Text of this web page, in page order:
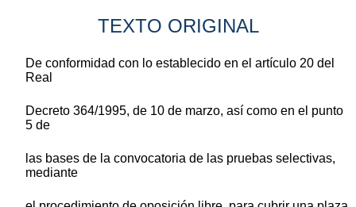
TEXTO ORIGINAL
De conformidad con lo establecido en el artículo 20 del
Real
Decreto 364/1995, de 10 de marzo, así como en el punto
5 de
las bases de la convocatoria de las pruebas selectivas,
mediante